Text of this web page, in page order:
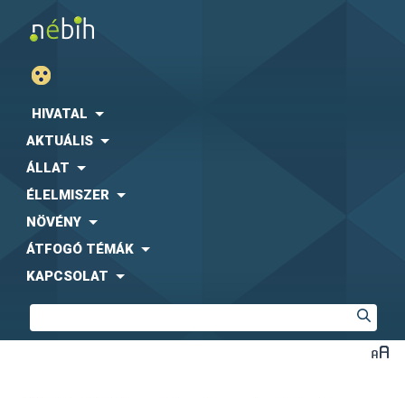
HIVATAL
AKTUÁLIS
ÁLLAT
ÉLELMISZER
NÖVÉNY
ÁTFOGÓ TÉMÁK
KAPCSOLAT